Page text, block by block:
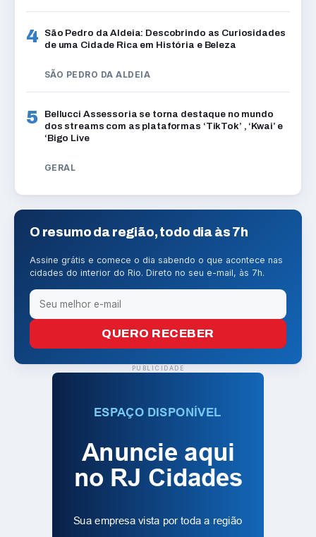
4
São Pedro da Aldeia: Descobrindo as Curiosidades
de uma Cidade Rica em História e Beleza
SÃO PEDRO DA ALDEIA
5
Bellucci Assessoria se torna destaque no mundo
dos streams com as plataformas ‘TikTok’ , ‘Kwai’ e
‘Bigo Live
GERAL
O resumo da região, todo dia às 7h
Assine grátis e comece o dia sabendo o que acontece nas
cidades do interior do Rio. Direto no seu e-mail, às 7h.
QUERO RECEBER
PUBLICIDADE